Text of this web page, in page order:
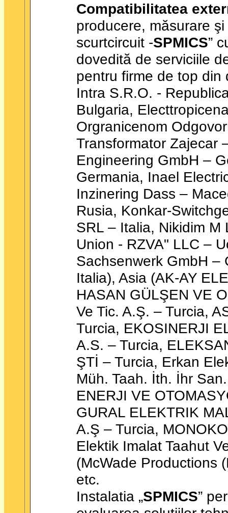
Compatibilitatea
producere, măsurare
scurtcircuit -SPMICS”
dovedită de serviciile
pentru firme de top din
Intra S.R.O. -
Bulgaria,
Orgranicenom
Transformator Zajecar
Engineering GmbH –
Germania, Inael
Inzinering Dass –
Rusia, Konkar-
SRL – Italia, Nikidim
Union - RZVA" LLC –
Sachsenwerk GmbH –
Italia), Asia (AK-AY
HASAN GÜLŞEN VE
Ve Tic. A.Ş. – Turcia,
Turcia, EKOSINERJI
A.S. – Turcia,
ŞTİ – Turcia, Erkan
Müh. Taah. İth. İhr
ENERJI VE
GURAL ELEKTRIK
A.Ş – Turcia,
Elektik Imalat Taahut
(McWade Productions
etc.
Instalatia „SPMICS”